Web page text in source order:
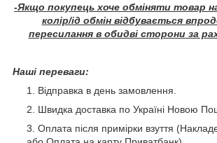
-Якщо покупець хоче обміняти товар
колір/ід обмін відбувається
пересилання в обидві сторони за
Наші переваги:
Відправка в день замовлення.
Швидка доставка по Україні Новою
Оплата після примірки взуття